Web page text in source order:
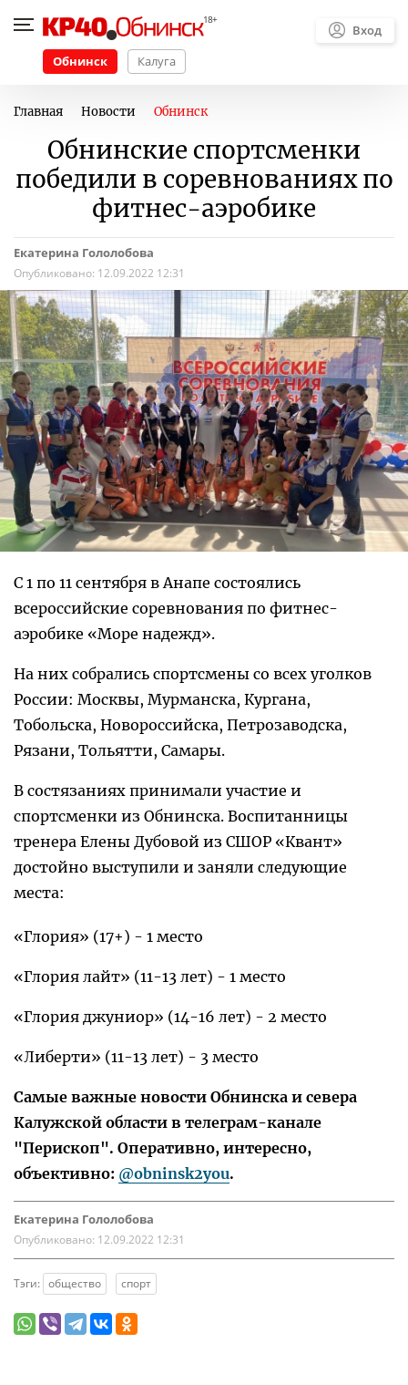
Обнинск Калуга
Вход
Главная Новости Обнинск
Обнинские спортсменки
победили в соревнованиях по
фитнес-аэробике
Екатерина Гололобова
Опубликовано: 12.09.2022 12:31
С 1 по 11 сентября в Анапе состоялись
всероссийские соревнования по фитнес-
аэробике «Море надежд».
На них собрались спортсмены со всех уголков
России: Москвы, Мурманска, Кургана,
Тобольска, Новороссийска, Петрозаводска,
Рязани, Тольятти, Самары.
В состязаниях принимали участие и
спортсменки из Обнинска. Воспитанницы
тренера Елены Дубовой из СШОР «Квант»
достойно выступили и заняли следующие
места:
«Глория» (17+) - 1 место
«Глория лайт» (11-13 лет) - 1 место
«Глория джуниор» (14-16 лет) - 2 место
«Либерти» (11-13 лет) - 3 место
Самые важные новости Обнинска и севера
Калужской области в телеграм-канале
"Перископ". Оперативно, интересно,
объективно: @obninsk2you.
Екатерина Гололобова
Опубликовано: 12.09.2022 12:31
Тэги: общество спорт